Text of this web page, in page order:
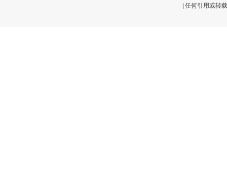
（任何引用或转